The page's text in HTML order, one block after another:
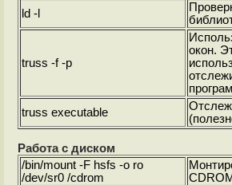
ld -l
truss -f -p
окон.
truss executable
Работа с диском
/bin/mount -F hsfs -o ro
/dev/sr0 /cdrom
CDROM